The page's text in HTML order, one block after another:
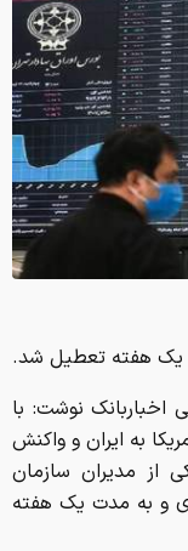
یک هفته تعطیل شد.
نوشت: با
به ایران و واکنش
از مدیران سازمان
و به مدت یک هفته